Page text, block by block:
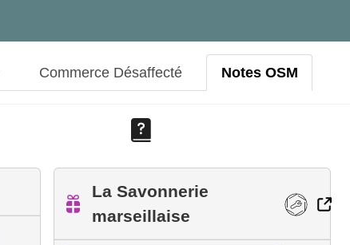
Commerce Désaffecté Notes OSM
La Savonnerie
marseillaise